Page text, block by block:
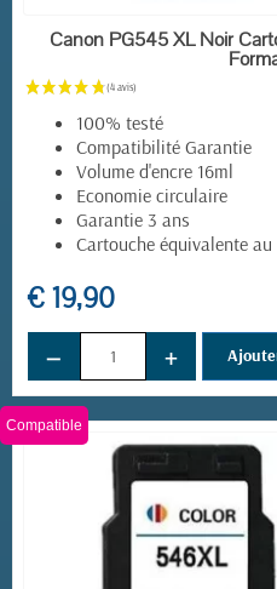
EN
Canon PG545 XL Noir
100% testé
Compatibilité Garantie
Volume d'encre 16ml
Economie circulaire
Garantie 3 ans
Cartouche équivalente au
€ 19,90
− +
Compatible